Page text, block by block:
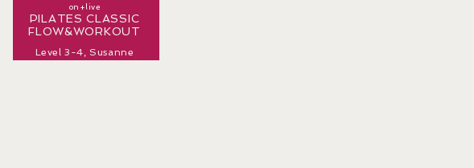
on+live
PILATES CLASSIC
FLOW&WORKOUT
Level 3-4, Susanne